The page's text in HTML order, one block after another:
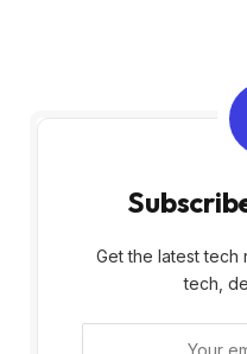
Get the latest tech
tech,